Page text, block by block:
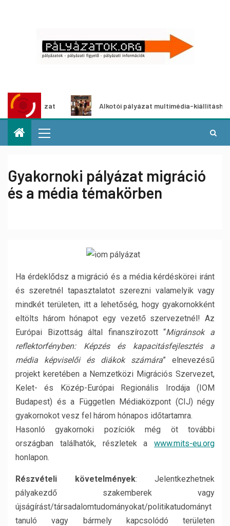
Alkotói pályázat multimédia-kiállításhoz
Gyakornoki pályázat migráció
és a média témakörben
Ha érdeklődsz a migráció és a média kérdéskörei iránt
és szeretnél tapasztalatot szerezni valamelyik vagy
mindkét területen, itt a lehetőség, hogy gyakornokként
eltölts három hónapot egy vezető szervezetnél! Az
Európai Bizottság által finanszírozott “Migránsok a
reflektorfényben: Képzés és kapacitásfejlesztés a
média képviselői és diákok számára” elnevezésű
projekt keretében a Nemzetközi Migrációs Szervezet,
Kelet- és Közép-Európai Regionális Irodája (IOM
Budapest) és a Független Médiaközpont (CIJ) négy
gyakornokot vesz fel három hónapos időtartamra.
Hasonló gyakornoki pozíciók még öt további
országban találhatók, részletek a www.mits-eu.org
honlapon.
Részvételi követelmények: Jelentkezhetnek
pályakezdő szakemberek vagy
újságírást/társadalomtudományokat/politikatudományt
tanuló vagy bármely kapcsolódó területen